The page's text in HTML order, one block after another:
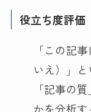
役立ち度評価
「この記
いえ）」
「記事の
かを分析す